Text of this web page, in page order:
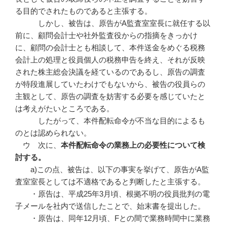
る目的でされたものであると主張する。
しかし、被告は、原告がA監査室室長に就任する以
前に、顧問会計士や社外監査役からの指摘をきっかけ
に、顧問の会計士とも相談して、本件送金をめぐる税務
会計上の処理と役員個人の税務申告を終え、それが反映
された株主総会決議を経ているのであるし、原告の調査
が特段進展していたわけでもないから、被告の役員らの
主観として、原告の調査を妨害する必要を感じていたと
は考えがたいところである。
したがって、本件配転命令が不当な目的によるも
のとは認められない。
ウ 次に、 本件配転命令の業務上の必要性について検
討する。
a)この点、被告は、以下の事実を挙げて、原告がA監
査室室長としては不適格であると判断したと主張する。
・原告は、平成25年3月頃、根拠不明の役員批判の電
子メールを社内で送信したことで、始末書を提出した。
・原告は、同年12月頃、Fとの間で業務時間中に業務